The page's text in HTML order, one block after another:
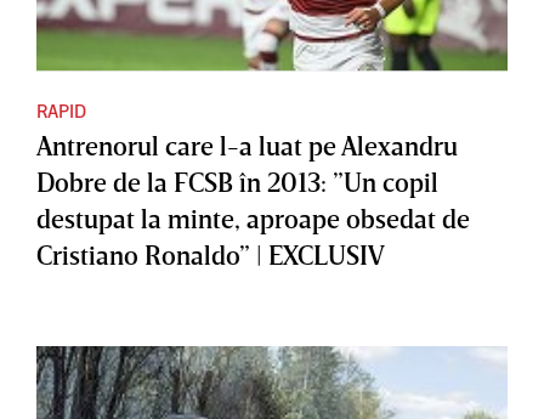
RAPID
Antrenorul care l-a luat pe Alexandru
Dobre de la FCSB în 2013: ”Un copil
destupat la minte, aproape obsedat de
Cristiano Ronaldo” | EXCLUSIV